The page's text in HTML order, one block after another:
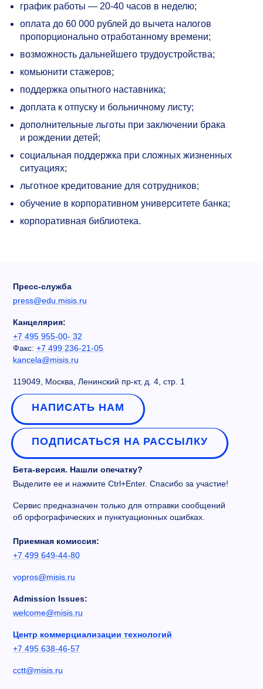
график работы — 20-40 часов в неделю;
оплата до 60 000 рублей до вычета налогов
пропорционально отработанному времени;
возможность дальнейшего трудоустройства;
комьюнити стажеров;
поддержка опытного наставника;
доплата к отпуску и больничному листу;
дополнительные льготы при заключении брака
и рождении детей;
социальная поддержка при сложных жизненных
ситуациях;
льготное кредитование для сотрудников;
обучение в корпоративном университете банка;
корпоративная библиотека.
Пресс-служба
press@edu.misis.ru
Канцелярия:
+7 495 955-00- 32
Факс: +7 499 236-21-05
kancela@misis.ru
119049, Москва, Ленинский пр-кт, д. 4, стр. 1
НАПИСАТЬ НАМ
ПОДПИСАТЬСЯ НА РАССЫЛКУ
Бета-версия. Нашли опечатку?
Выделите ее и нажмите Ctrl+Enter. Спасибо за участие!
Сервис предназначен только для отправки сообщений
об орфографических и пунктуационных ошибках.
Приемная комиссия:
+7 499 649-44-80
vopros@misis.ru
Admission Issues:
welcome@misis.ru
Центр коммерциализации технологий
+7 495 638-46-57
cctt@misis.ru